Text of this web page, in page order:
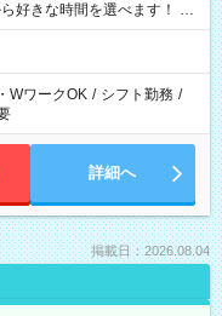
WワークOK / シフト勤務 /
詳細へ
掲載日：2026.08.04